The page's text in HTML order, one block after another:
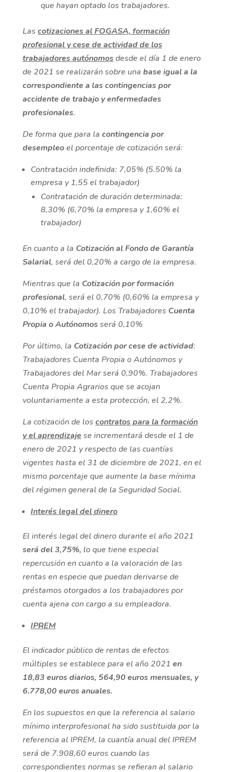
que hayan optado los trabajadores.
Las cotizaciones al FOGASA, formación
profesional y cese de actividad de los
trabajadores autónomosdesde el día 1 de enero
de 2021 se realizarán sobre una base igual a la
correspondiente a las contingencias por
accidente de trabajo y enfermedades
profesionales.
De forma que para la contingencia por
desempleoel porcentaje de cotización será:
Contratación indefinida: 7,05% (5.50% la
empresa y 1,55 el trabajador)
Contratación de duración determinada:
8,30% (6,70% la empresa y 1,60% el
trabajador)
En cuanto a la Cotización al Fondo de Garantía
Salarial, será del 0,20% a cargo de la empresa.
Mientras que la Cotización por formación
profesional, será el 0,70% (0,60% la empresa y
0,10% el trabajador). Los Trabajadores Cuenta
Propia o Autónomosserá 0,10%
Por último, la Cotización por cese de actividad:
Trabajadores Cuenta Propia o Autónomos y
Trabajadores del Mar será 0,90%. Trabajadores
Cuenta Propia Agrarios que se acojan
voluntariamente a esta protección, el 2,2%.
La cotización de los contratos para la formación
y el aprendizaje se incrementará desde el 1 de
enero de 2021 y respecto de las cuantías
vigentes hasta el 31 de diciembre de 2021, en el
mismo porcentaje que aumente la base mínima
del régimen general de la Seguridad Social.
Interés legal del dinero
El interés legal del dinero durante el año 2021
será del 3,75%, lo que tiene especial
repercusión en cuanto a la valoración de las
rentas en especie que puedan derivarse de
préstamos otorgados a los trabajadores por
cuenta ajena con cargo a su empleadora.
IPREM
El indicador público de rentas de efectos
múltiples se establece para el año 2021 en
18,83 euros diarios, 564,90 euros mensuales, y
6.778,00 euros anuales.
En los supuestos en que la referencia al salario
mínimo interprofesional ha sido sustituida por la
referencia al IPREM, la cuantía anual del IPREM
será de 7.908,60 euros cuando las
correspondientes normas se refieran al salario